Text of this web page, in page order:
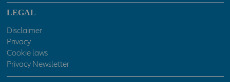
LEGAL
Disclaimer
Privacy
Cookie laws
Privacy Newsletter